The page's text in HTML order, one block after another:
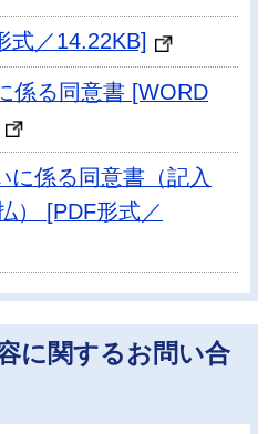
式／14.22KB]
係る同意書 [WORD
に係る同意書（記入
） [PDF形式／
に関するお問い合